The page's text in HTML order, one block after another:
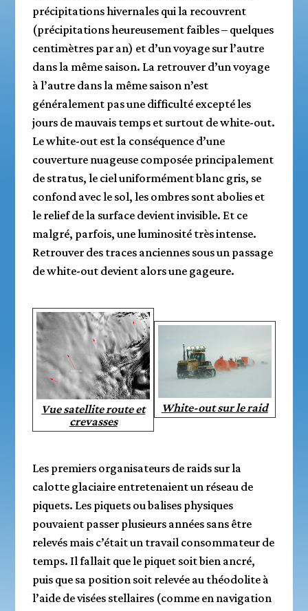
précipitations hivernales qui la recouvrent
(précipitations heureusement faibles – quelques
centimètres par an) et d’un voyage sur l’autre
dans la même saison. La retrouver d’un voyage
à l’autre dans la même saison n’est
généralement pas une difficulté excepté les
jours de mauvais temps et surtout de white-out.
Le white-out est la conséquence d’une
couverture nuageuse composée principalement
de stratus, le ciel uniformément blanc gris, se
confond avec le sol, les ombres sont abolies et
le relief de la surface devient invisible. Et ce
malgré, parfois, une luminosité très intense.
Retrouver des traces anciennes sous un passage
de white-out devient alors une gageure.
Vue satellite route et
crevasses
White-out sur le raid
Les premiers organisateurs de raids sur la
calotte glaciaire entretenaient un réseau de
piquets. Les piquets ou balises physiques
pouvaient passer plusieurs années sans être
relevés mais c’était un travail consommateur de
temps. Il fallait que le piquet soit bien ancré,
puis que sa position soit relevée au théodolite à
l’aide de visées stellaires (comme en navigation